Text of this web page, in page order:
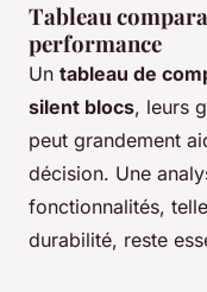
Tableau
performance
Un tableau de
silent blocs, leurs
peut grandement
décision. Une
fonctionnalités,
durabilité, reste